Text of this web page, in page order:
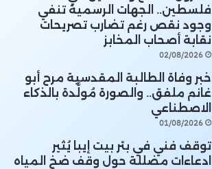
فلسطين.. الجهات الرسمية تنفي
وجود نقص رغم تضارب تصريحات
نقابة أصحاب المخابز
02/08/2026
خبر وفاة الطالبة المقدسية مرح أبو
غانم ملفق.. والصورة مُولَّدة بالذكاء
الاصطناعي
01/08/2026
توقف فني في بئر بيت إيبا يُثير
ادعاءات مضللة حول وقف ضخ المياه